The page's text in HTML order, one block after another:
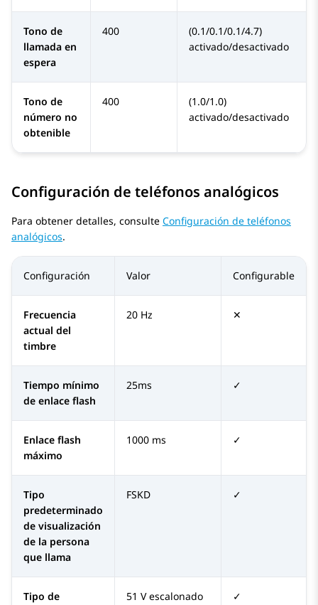
Tono de
llamada en
espera
400
(0.1/0.1/0.1/4.7)
activado/desactivado
Tono de
número no
obtenible
400
(1.0/1.0)
activado/desactivado
Configuración de teléfonos analógicos
Para obtener detalles, consulte Configuración de teléfonos
analógicos.
Configuración Valor Configurable
Frecuencia
actual del
timbre
20 Hz ✕
Tiempo mínimo
de enlace flash
25ms ✓
Enlace flash
máximo
1000 ms ✓
Tipo
predeterminado
de visualización
de la persona
que llama
FSKD ✓
Tipo de 51 V escalonado ✓